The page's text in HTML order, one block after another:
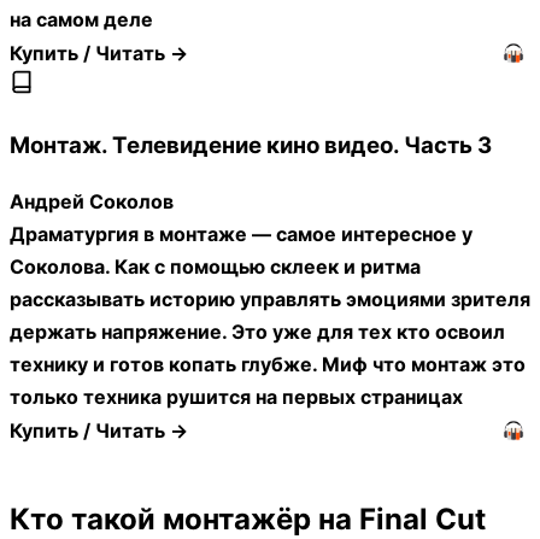
на самом деле
Купить / Читать →
Монтаж. Телевидение кино видео. Часть 3
Андрей Соколов
Драматургия в монтаже — самое интересное у
Соколова. Как с помощью склеек и ритма
рассказывать историю управлять эмоциями зрителя
держать напряжение. Это уже для тех кто освоил
технику и готов копать глубже. Миф что монтаж это
только техника рушится на первых страницах
Купить / Читать →
Кто такой монтажёр на Final Cut